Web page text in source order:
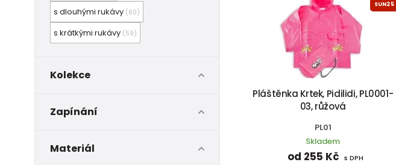
s dlouhými rukávy (60)
s krátkými rukávy (59)
Kolekce
Zapínání
Materiál
SUN25
Pláštěnka Krtek, Pidilidi, PL0001-
03, růžová
PL01
Skladem
od 255 Kč s DPH